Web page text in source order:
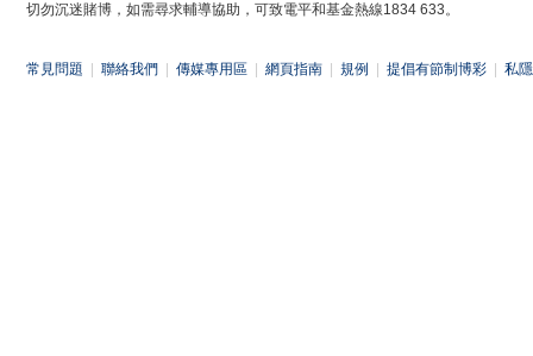
切勿沉迷賭博，如需尋求輔導協助，可致電平和基金熱線1834 633。
常見問題 聯絡我們 傳媒專用區 網頁指南 規例 提倡有節制博彩 私